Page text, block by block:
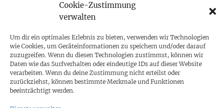
Cookie-Zustimmung
verwalten
Um dir ein optimales Erlebnis zu bieten, verwenden wir Technologien
wie Cookies, um Geräteinformationen zu speichern und/oder darauf
zuzugreifen. Wenn du diesen Technologien zustimmst, können wir
Daten wie das Surfverhalten oder eindeutige IDs auf dieser Website
verarbeiten. Wenn du deine Zustimmung nicht erteilst oder
zurückziehst, können bestimmte Merkmale und Funktionen
beeinträchtigt werden.
PRINTAUSGABE
Mediadaten
PROKOMPAKT
Impressum
SPENDEN